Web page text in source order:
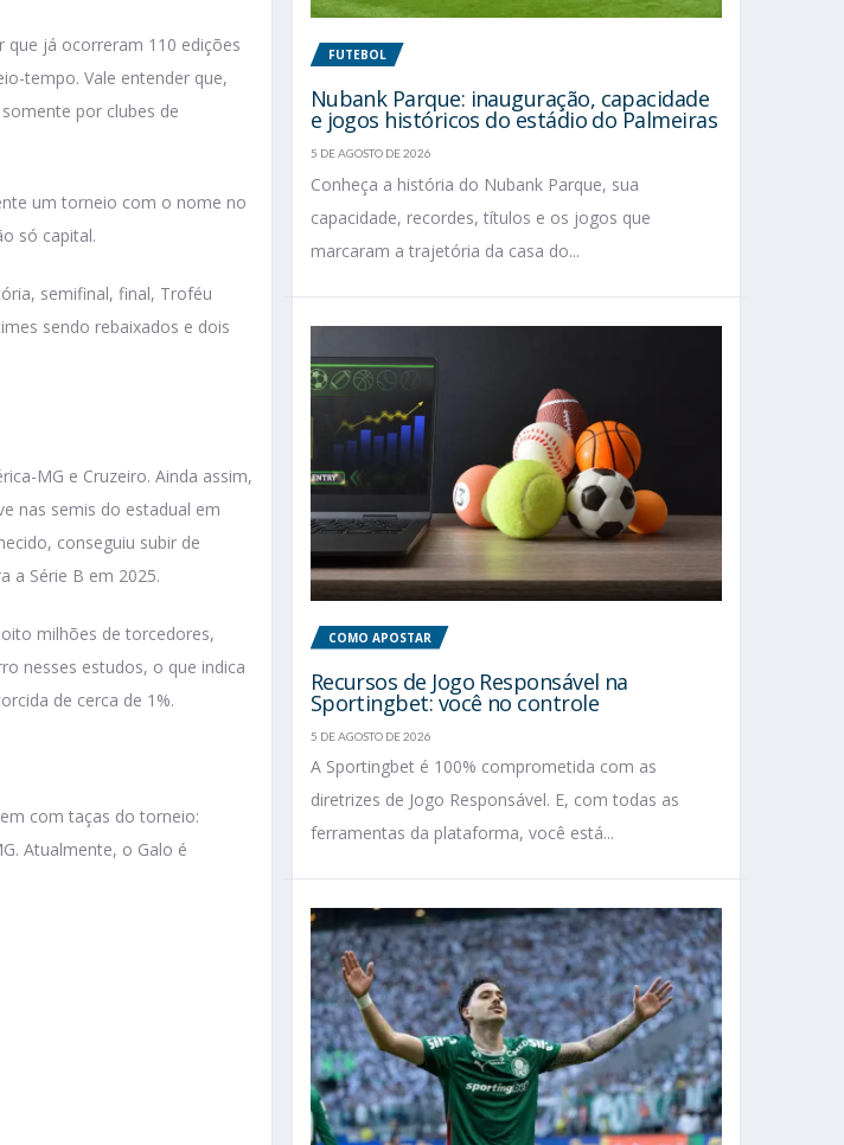
já ocorreram 110 edições
tempo. Vale entender que,
por clubes de
um torneio com o nome no
só capital.
semifinal, final, Troféu
sendo rebaixados e dois
MG e Cruzeiro. Ainda assim,
nas semis do estadual em
conseguiu subir de
a Série B em 2025.
milhões de torcedores,
nesses estudos, o que indica
de cerca de 1%.
com taças do torneio:
Atualmente, o Galo é
FUTEBOL
Nubank Parque: inauguração, capacidade
e jogos históricos do estádio do Palmeiras
5 DE AGOSTO DE 2026
Conheça a história do Nubank Parque, sua
capacidade, recordes, títulos e os jogos que
marcaram a trajetória da casa do...
COMO APOSTAR
Recursos de Jogo Responsável na
Sportingbet: você no controle
5 DE AGOSTO DE 2026
A Sportingbet é 100% comprometida com as
diretrizes de Jogo Responsável. E, com todas as
ferramentas da plataforma, você está...